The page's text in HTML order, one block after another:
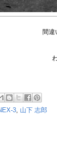
間違
3, 山下 志郎